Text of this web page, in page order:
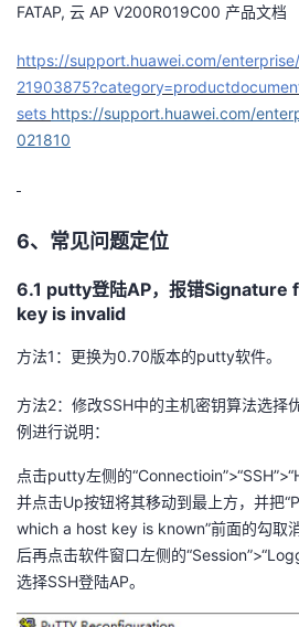
FATAP, 云 AP V200R019C00 产品文档
https://support.huawei.com/
sets https://support.huawei.com/
021810
6、 常见问题定位
6.1 putty登陆AP，报错Signature
key is invalid
方法1 ：更换为0.70版本的putty软件。
方法2：修改SSH中的主机密钥算法选择
例进行说明：
点击putty左侧的“Connectioin”>“SSH”>“
并点击Up按钮将其移动到最上方，并把“
which a host key is known”前面的勾取
后再点击软件窗口左侧的“Session”>“
选择SSH登陆AP。